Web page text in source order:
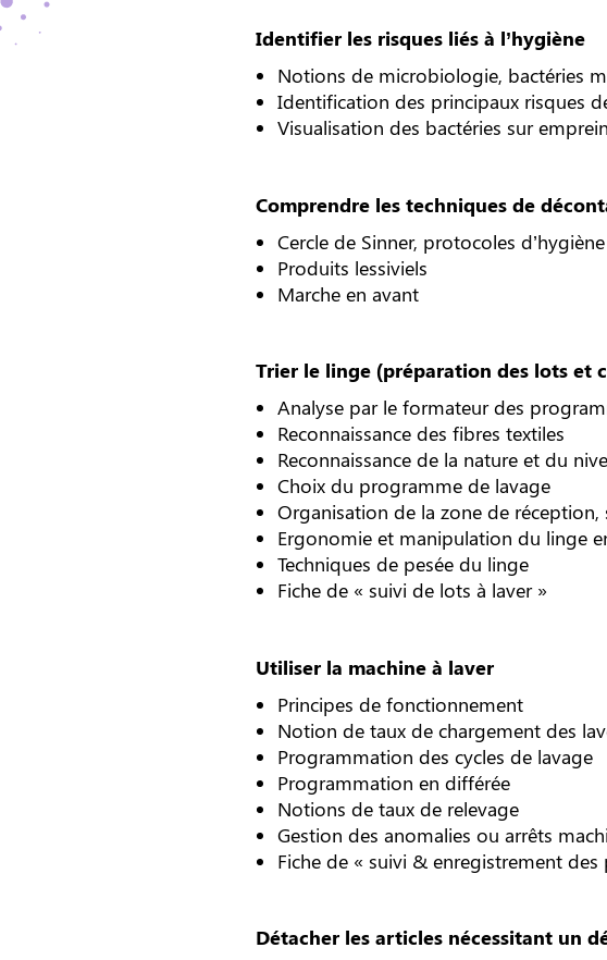
Identifier les risques liés à l’hygiène
Notions de microbiologie, bactéries
Identification des principaux risques
Visualisation des bactéries sur
Comprendre les techniques de
Cercle de Sinner, protocoles
Produits lessiviels
Marche en avant
Trier le linge (préparation des lots et
Analyse par le formateur des
Reconnaissance des fibres textiles
Reconnaissance de la nature et du
Choix du programme de lavage
Organisation de la zone de
Ergonomie et manipulation du linge
Techniques de pesée du linge
Fiche de « suivi de lots à laver »
Utiliser la machine à laver
Principes de fonctionnement
Notion de taux de chargement des
Programmation des cycles de lavage
Programmation en différée
Notions de taux de relevage
Gestion des anomalies ou arrêts
Fiche de « suivi & enregistrement
Détacher les articles nécessitant un